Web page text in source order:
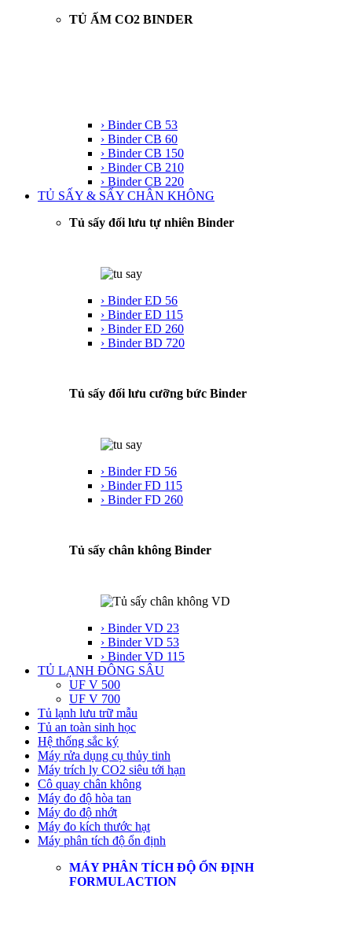
TỦ ẤM CO2 BINDER
› Binder CB 53
› Binder CB 60
› Binder CB 150
› Binder CB 210
› Binder CB 220
TỦ SẤY & SẤY CHÂN KHÔNG
Tủ sấy đối lưu tự nhiên Binder
› Binder ED 56
› Binder ED 115
› Binder ED 260
› Binder BD 720
Tủ sấy đối lưu cưỡng bức Binder
› Binder FD 56
› Binder FD 115
› Binder FD 260
Tủ sấy chân không Binder
› Binder VD 23
› Binder VD 53
› Binder VD 115
TỦ LẠNH ĐÔNG SÂU
UF V 500
UF V 700
Tủ lạnh lưu trữ mẫu
Tủ an toàn sinh học
Hệ thống sắc ký
Máy rửa dụng cụ thủy tinh
Máy trích ly CO2 siêu tới hạn
Cô quay chân không
Máy đo độ hòa tan
Máy đo độ nhớt
Máy đo kích thước hạt
Máy phân tích độ ổn định
MÁY PHÂN TÍCH ĐỘ ỔN ĐỊNH
FORMULACTION